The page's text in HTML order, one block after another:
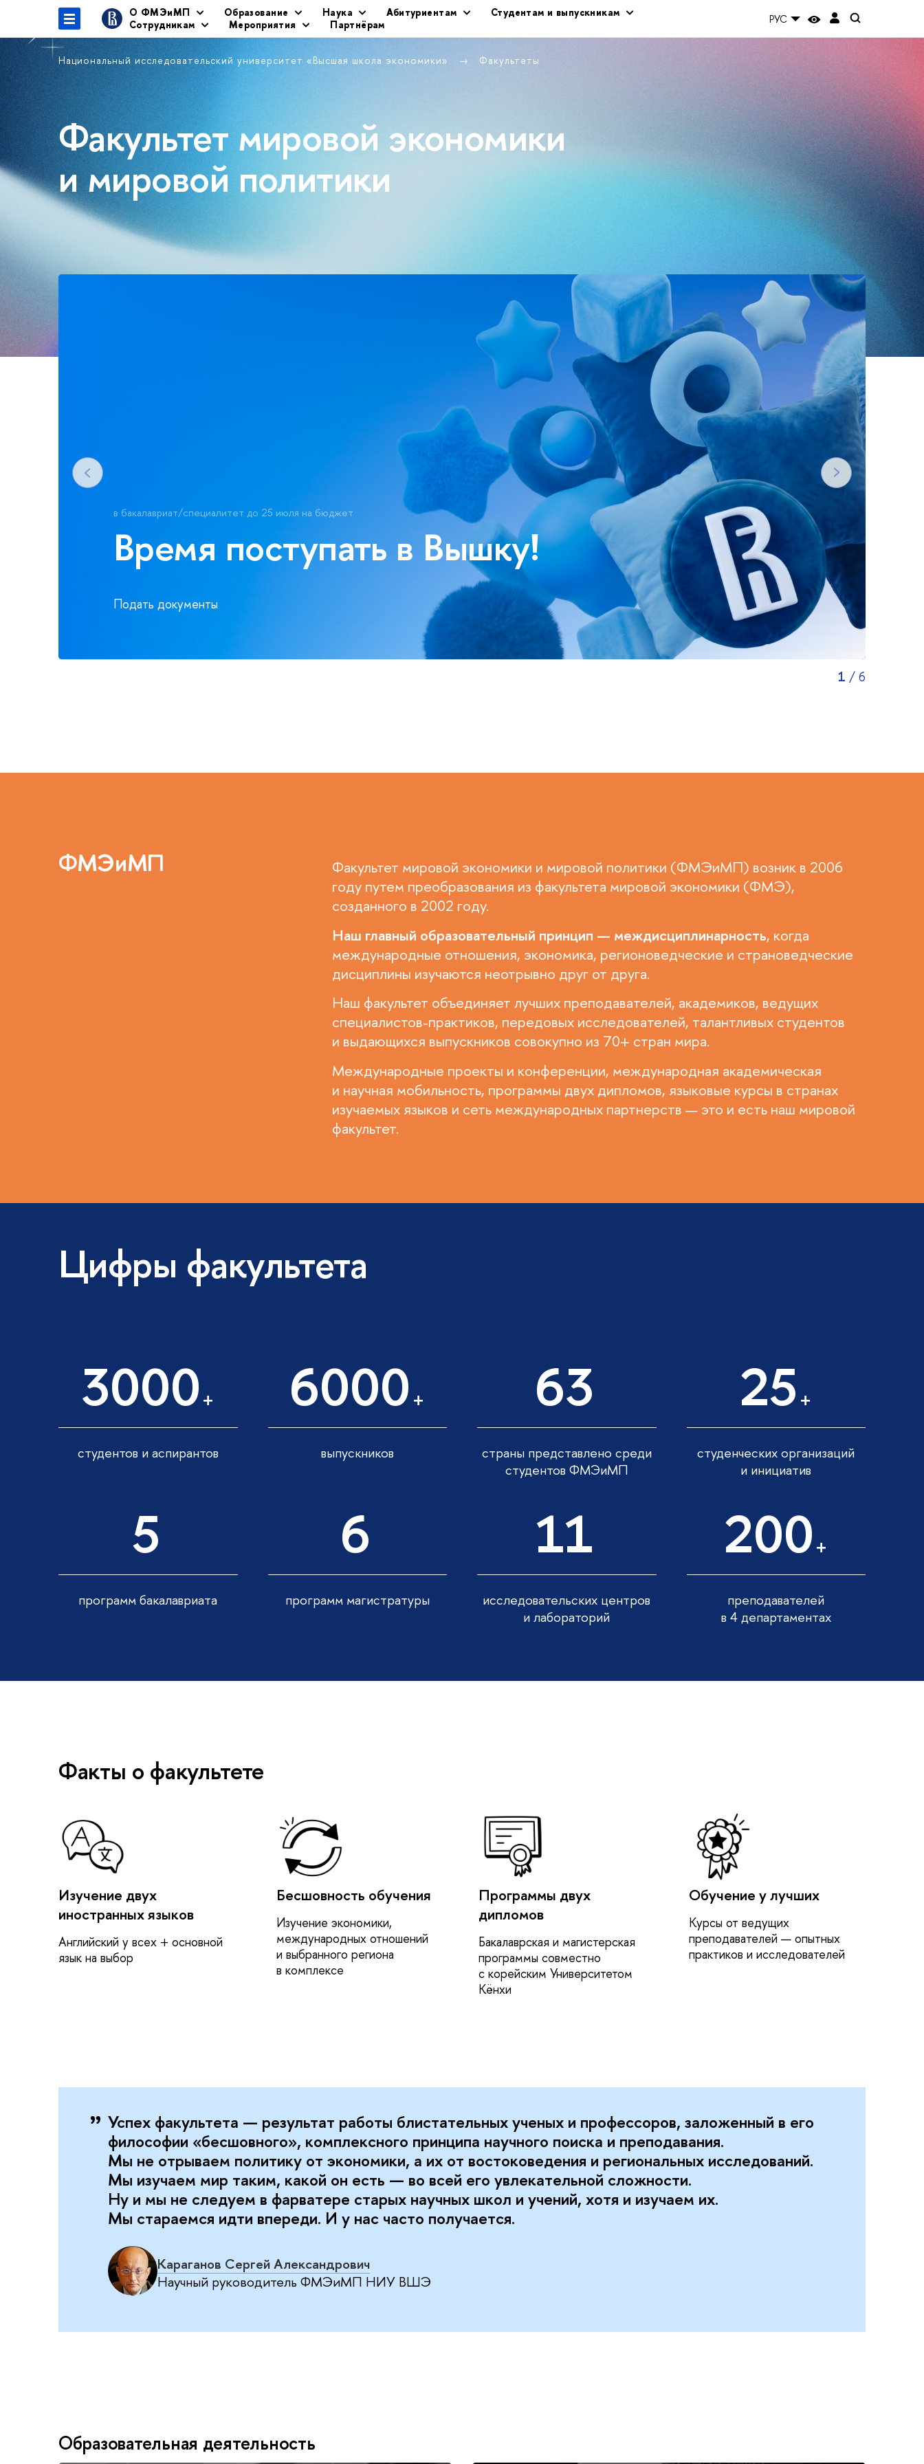
О ФМЭиМП Образование Наука Абитуриентам
Студентам и выпускникам
Сотрудникам
Мероприятия Партнёрам РУС
Национальный исследовательский университет «Высшая школа экономики» Факультеты
Факультет мировой экономики
и мировой политики
в бакалавриат/специалитет до 25 июля на бюджет
Время поступать в Вышку!
Подать документы
1 / 6
ФМЭиМП
Факультет мировой экономики и мировой политики (ФМЭиМП) возник в 2006
году путем преобразования из факультета мировой экономики (ФМЭ),
созданного в 2002 году.
Наш главный образовательный принцип — междисциплинарность, когда
международные отношения, экономика, регионоведческие и страноведческие
дисциплины изучаются неотрывно друг от друга.
Наш факультет объединяет лучших преподавателей, академиков, ведущих
специалистов-практиков, передовых исследователей, талантливых студентов
и выдающихся выпускников совокупно из 70+ стран мира.
Международные проекты и конференции, международная академическая
и научная мобильность, программы двух дипломов, языковые курсы в странах
изучаемых языков и сеть международных партнерств — это и есть наш мировой
факультет.
Цифры факультета
3000 +
студентов и аспирантов
6000 +
выпускников
63
страны представлено среди
студентов ФМЭиМП
25 +
студенческих организаций
и инициатив
5
программ бакалавриата
6
программ магистратуры
11
исследовательских центров
и лабораторий
200 +
преподавателей
в 4 департаментах
Факты о факультете
Изучение двух
иностранных языков
Английский у всех + основной
язык на выбор
Бесшовность обучения
Изучение экономики,
международных отношений
и выбранного региона
в комплексе
Программы двух
дипломов
Бакалаврская и магистерская
программы совместно
с корейским Университетом
Кёнхи
Обучение у лучших
Курсы от ведущих
преподавателей — опытных
практиков и исследователей
Успех факультета — результат работы блистательных ученых и профессоров, заложенный в его
философии «бесшовного», комплексного принципа научного поиска и преподавания.
Мы не отрываем политику от экономики, а их от востоковедения и региональных исследований.
Мы изучаем мир таким, какой он есть — во всей его увлекательной сложности.
Ну и мы не следуем в фарватере старых научных школ и учений, хотя и изучаем их.
Мы стараемся идти впереди. И у нас часто получается.
Караганов Сергей Александрович
Научный руководитель ФМЭиМП НИУ ВШЭ
Образовательная деятельность